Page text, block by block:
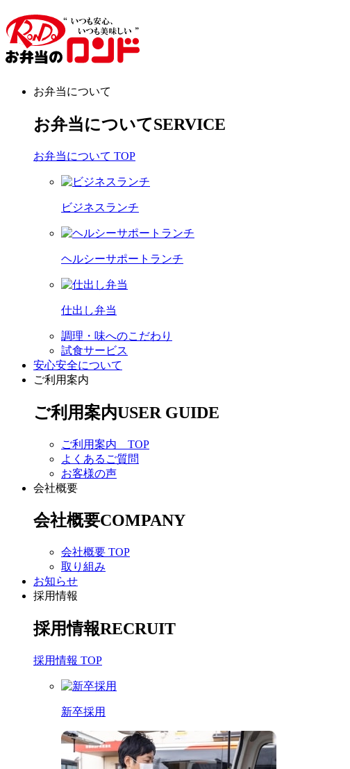
お弁当について
お弁当についてSERVICE
お弁当について TOP
ビジネスランチ
ヘルシーサポートランチ
仕出し弁当
調理・味へのこだわり
試食サービス
安心安全について
ご利用案内
ご利用案内USER GUIDE
ご利用案内 TOP
よくあるご質問
お客様の声
会社概要
会社概要COMPANY
会社概要 TOP
取り組み
お知らせ
採用情報
採用情報RECRUIT
採用情報 TOP
新卒採用